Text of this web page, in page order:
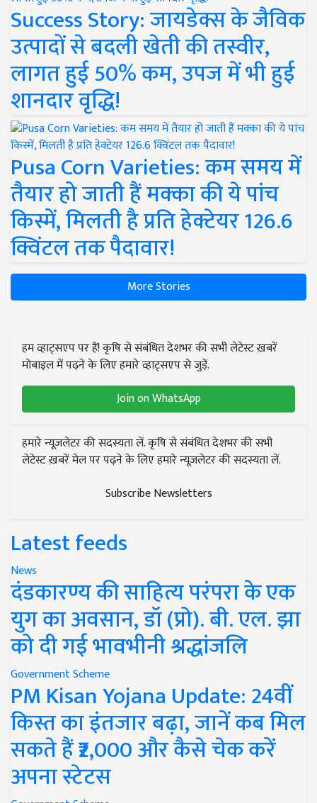
Success Story: जायडेक्स के जैविक
उत्पादों से बदली खेती की तस्वीर,
लागत हुई 50% कम, उपज में भी हुई
शानदार वृद्धि!
Pusa Corn Varieties: कम समय में
तैयार हो जाती हैं मक्का की ये पांच
किस्में, मिलती है प्रति हेक्टेयर 126.6
क्विंटल तक पैदावार!
More Stories
हम व्हाट्सएप पर हैं! कृषि से संबंधित देशभर की सभी लेटेस्ट ख़बरें
मोबाइल में पढ़ने के लिए हमारे व्हाट्सएप से जुड़ें.
Join on WhatsApp
हमारे न्यूज़लेटर की सदस्यता लें. कृषि से संबंधित देशभर की सभी
लेटेस्ट ख़बरें मेल पर पढ़ने के लिए हमारे न्यूज़लेटर की सदस्यता लें.
Subscribe Newsletters
Latest feeds
News
दंडकारण्य की साहित्य परंपरा के एक
युग का अवसान, डॉ (प्रो). बी. एल. झा
को दी गई भावभीनी श्रद्धांजलि
Government Scheme
PM Kisan Yojana Update: 24वीं
किस्त का इंतजार बढ़ा, जानें कब मिल
सकते हैं ₹2,000 और कैसे चेक करें
अपना स्टेटस